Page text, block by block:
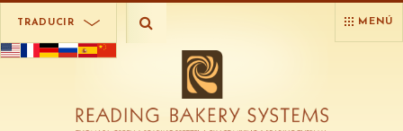
TRADUCIR MENÚ